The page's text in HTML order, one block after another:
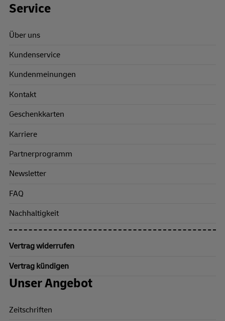
Footer Links
Service
Über uns
Kundenservice
Kundenmeinungen
Kontakt
Geschenkkarten
Karriere
Partnerprogramm
Newsletter
FAQ
Nachhaltigkeit
Vertrag widerrufen
Vertrag kündigen
Unser Angebot
Zeitschriften